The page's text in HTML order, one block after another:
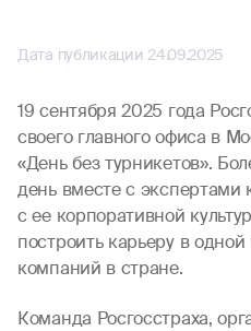
Дата публикации 24.09.2025
19 сентября 2025 года
своего главного офиса в
«День без турникетов».
день вместе с
с ее корпоративной
построить карьеру в
компаний в стране.
Команда Росгосстраха,